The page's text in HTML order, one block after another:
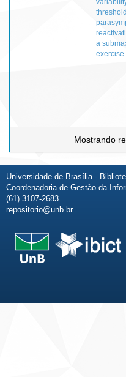
a
exercise
Mostrando
Universidade de Brasília -
Coordenadoria de Gestão da
(61) 3107-2683
repositorio@unb.br